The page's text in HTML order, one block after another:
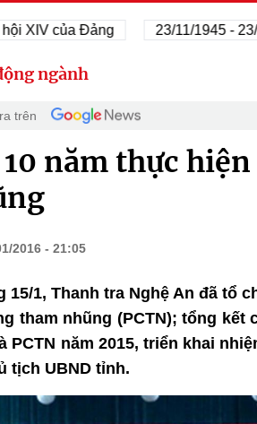
của Đảng 23/11/1945 - 23/11/
ngành
trên
năm thực
2016 - 21:05
15/1, Thanh tra Nghệ An đã tổ
tham nhũng (PCTN); tổng
PCTN năm 2015, triển khai
tịch UBND tỉnh.